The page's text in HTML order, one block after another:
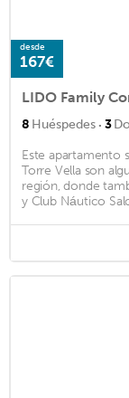
desde
167€
LIDO Family
8 Huéspedes · 3
Este apartamento
Torre Vella son
región, donde
y Club Náutico